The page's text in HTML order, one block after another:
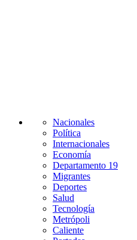
Nacionales
Política
Internacionales
Economía
Departamento 19
Migrantes
Deportes
Salud
Tecnología
Metrópoli
Caliente